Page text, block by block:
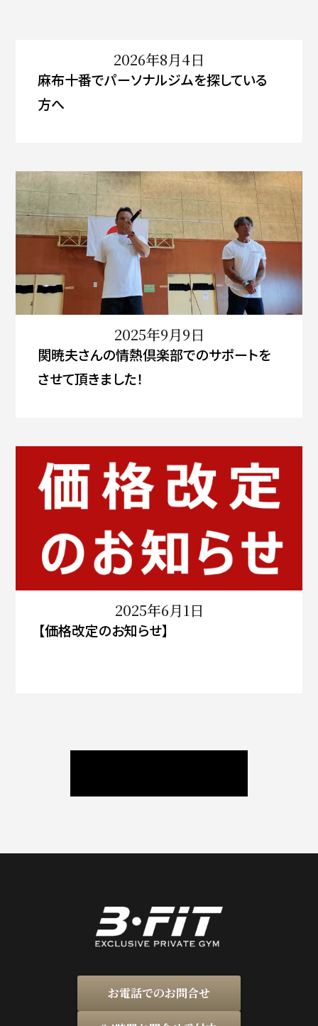
2026年8月4日
麻布十番でパーソナルジムを探している
方へ
2025年9月9日
関暁夫さんの情熱倶楽部でのサポートを
させて頂きました！
2025年6月1日
【価格改定のお知らせ】
お電話でのお問合せ